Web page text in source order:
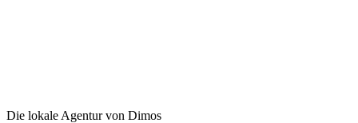
Die lokale Agentur von Dimos